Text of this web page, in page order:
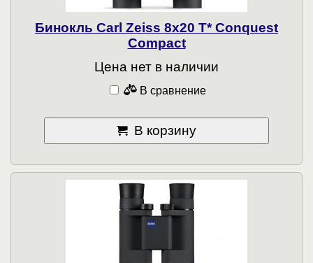
Бинокль Carl Zeiss 8x20 T* Conquest
Compact
Цена нет в наличии
В сравнение
В корзину